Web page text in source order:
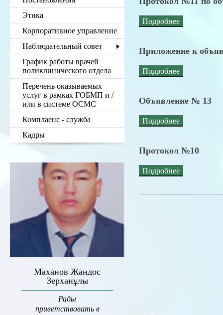
Этика
Корпоративное управление
Наблюдательный совет
График работы врачей
поликлинического отдела
Перечень оказываемых
услуг в рамках ГОБМП и /
или в системе ОСМС
Комплаенс - служба
Кадры
Маханов Жандос
Зерханұлы
Рады
приветствовать в
Подробнее
Приложение к
Подробнее
Объявление № 13
Подробнее
Протокол №10
Подробнее